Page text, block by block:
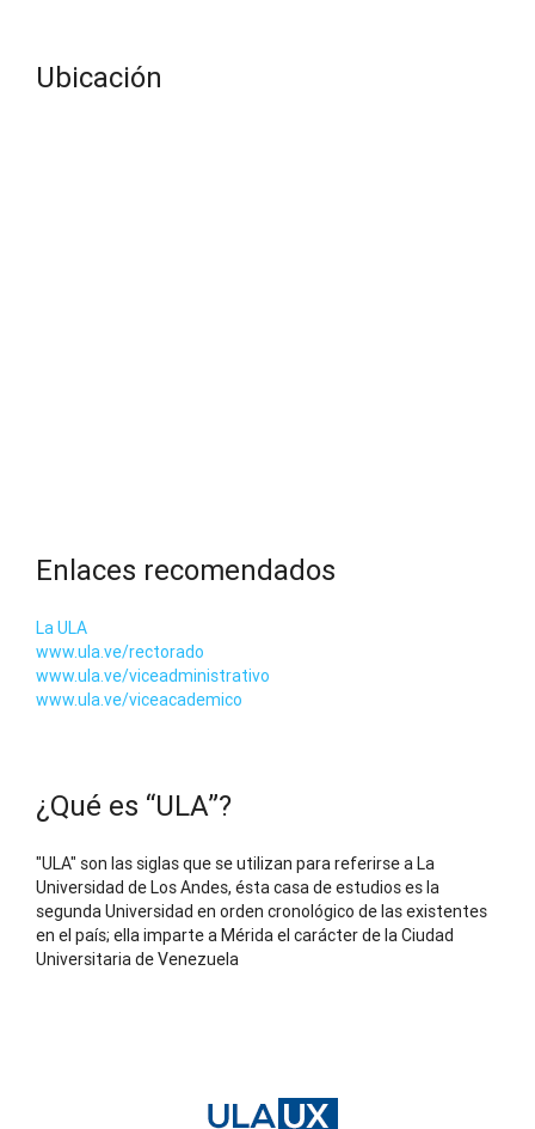
Ubicación
Enlaces recomendados
La ULA
www.ula.ve/rectorado
www.ula.ve/viceadministrativo
www.ula.ve/viceacademico
¿Qué es “ULA”?
"ULA" son las siglas que se utilizan para referirse a La
Universidad de Los Andes, ésta casa de estudios es la
segunda Universidad en orden cronológico de las existentes
en el país; ella imparte a Mérida el carácter de la Ciudad
Universitaria de Venezuela